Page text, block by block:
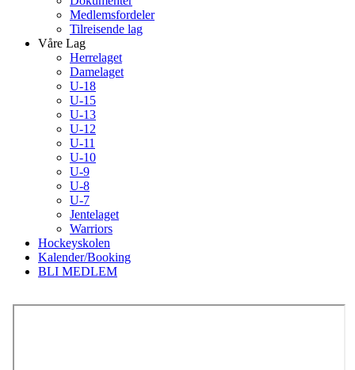
Medlemsfordeler
Tilreisende lag
Våre Lag
Herrelaget
Damelaget
U-18
U-15
U-13
U-12
U-11
U-10
U-9
U-8
U-7
Jentelaget
Warriors
Hockeyskolen
Kalender/Booking
BLI MEDLEM